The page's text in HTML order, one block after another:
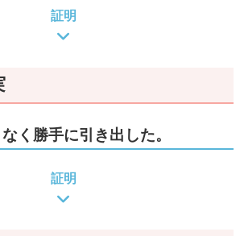
証明
く勝手に引き出した。
証明